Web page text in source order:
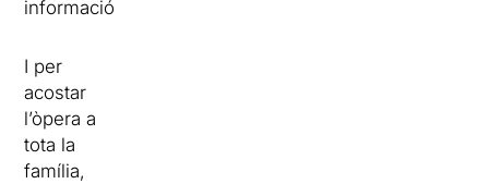
informació
I per
acostar
l’òpera a
tota la
família,